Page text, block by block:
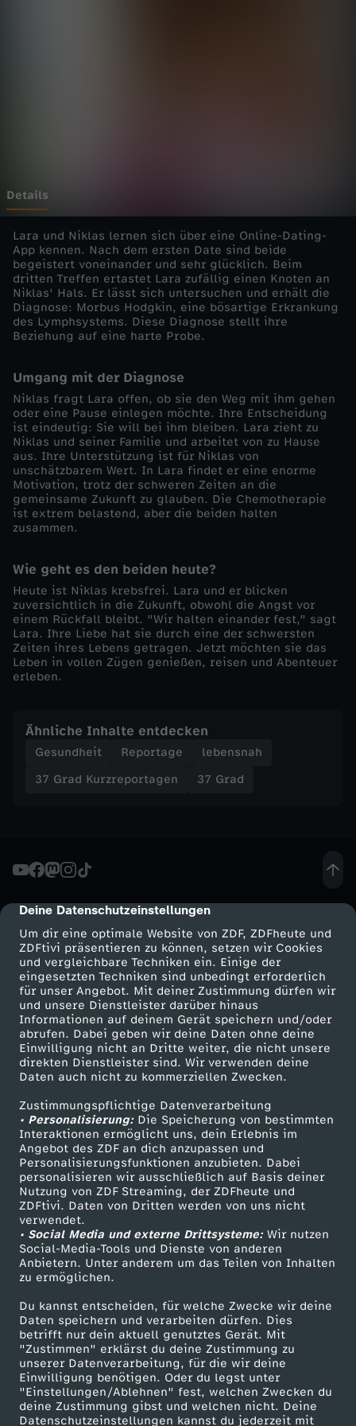
cmp-dialog-description
Deine Datenschutzeinstellungen
Um dir eine optimale Website von ZDF, ZDFheute und
ZDFtivi präsentieren zu können, setzen wir Cookies
und vergleichbare Techniken ein. Einige der
eingesetzten Techniken sind unbedingt erforderlich
für unser Angebot. Mit deiner Zustimmung dürfen wir
und unsere Dienstleister darüber hinaus
Informationen auf deinem Gerät speichern und/oder
abrufen. Dabei geben wir deine Daten ohne deine
Einwilligung nicht an Dritte weiter, die nicht unsere
direkten Dienstleister sind. Wir verwenden deine
Daten auch nicht zu kommerziellen Zwecken.
Zustimmungspflichtige Datenverarbeitung
• Personalisierung:Die Speicherung von bestimmten
Interaktionen ermöglicht uns, dein Erlebnis im
Angebot des ZDF an dich anzupassen und
Personalisierungsfunktionen anzubieten. Dabei
personalisieren wir ausschließlich auf Basis deiner
Nutzung von ZDF Streaming, der ZDFheute und
ZDFtivi. Daten von Dritten werden von uns nicht
verwendet.
• Social Media und externe Drittsysteme:Wir nutzen
Social-Media-Tools und Dienste von anderen
Anbietern. Unter anderem um das Teilen von Inhalten
zu ermöglichen.
Du kannst entscheiden, für welche Zwecke wir deine
Daten speichern und verarbeiten dürfen. Dies
betrifft nur dein aktuell genutztes Gerät. Mit
"Zustimmen" erklärst du deine Zustimmung zu
unserer Datenverarbeitung, für die wir deine
Einwilligung benötigen. Oder du legst unter
"Einstellungen/Ablehnen" fest, welchen Zwecken du
deine Zustimmung gibst und welchen nicht. Deine
Datenschutzeinstellungen kannst du jederzeit mit
p
o
r
t
g
e
n
-
u
,
i
h
u
d
e
r
K
r
e
b
s
Details
Lara und Niklas lernen sich über eine Online-Dating-
App kennen. Nach dem ersten Date sind beide
begeistert voneinander und sehr glücklich. Beim
dritten Treffen ertastet Lara zufällig einen Knoten an
Niklas' Hals. Er lässt sich untersuchen und erhält die
Diagnose: Morbus Hodgkin, eine bösartige Erkrankung
des Lymphsystems. Diese Diagnose stellt ihre
Beziehung auf eine harte Probe.
Umgang mit der Diagnose
Niklas fragt Lara offen, ob sie den Weg mit ihm gehen
oder eine Pause einlegen möchte. Ihre Entscheidung
ist eindeutig: Sie will bei ihm bleiben. Lara zieht zu
Niklas und seiner Familie und arbeitet von zu Hause
aus. Ihre Unterstützung ist für Niklas von
unschätzbarem Wert. In Lara findet er eine enorme
Motivation, trotz der schweren Zeiten an die
gemeinsame Zukunft zu glauben. Die Chemotherapie
ist extrem belastend, aber die beiden halten
zusammen.
Wie geht es den beiden heute?
Heute ist Niklas krebsfrei. Lara und er blicken
zuversichtlich in die Zukunft, obwohl die Angst vor
einem Rückfall bleibt. "Wir halten einander fest," sagt
Lara. Ihre Liebe hat sie durch eine der schwersten
Zeiten ihres Lebens getragen. Jetzt möchten sie das
Leben in vollen Zügen genießen, reisen und Abenteuer
erleben.
Ähnliche Inhalte entdecken
Gesundheit Reportage
lebensnah
37 Grad Kurzreportagen
37 Grad
Mehr ZDF
ZDF-Apps
Smart TV
ZDFtext
Livestreams
Sendungen A-Z
TV-Programm
Service
ZDFmitreden
Kontakt zum ZDF
Tickets
Zuschauerservice
Hilfe
ZDF Unternehmen
Karriere
ZDF goes Schule
Werbefernsehen
Mainzelmännchen